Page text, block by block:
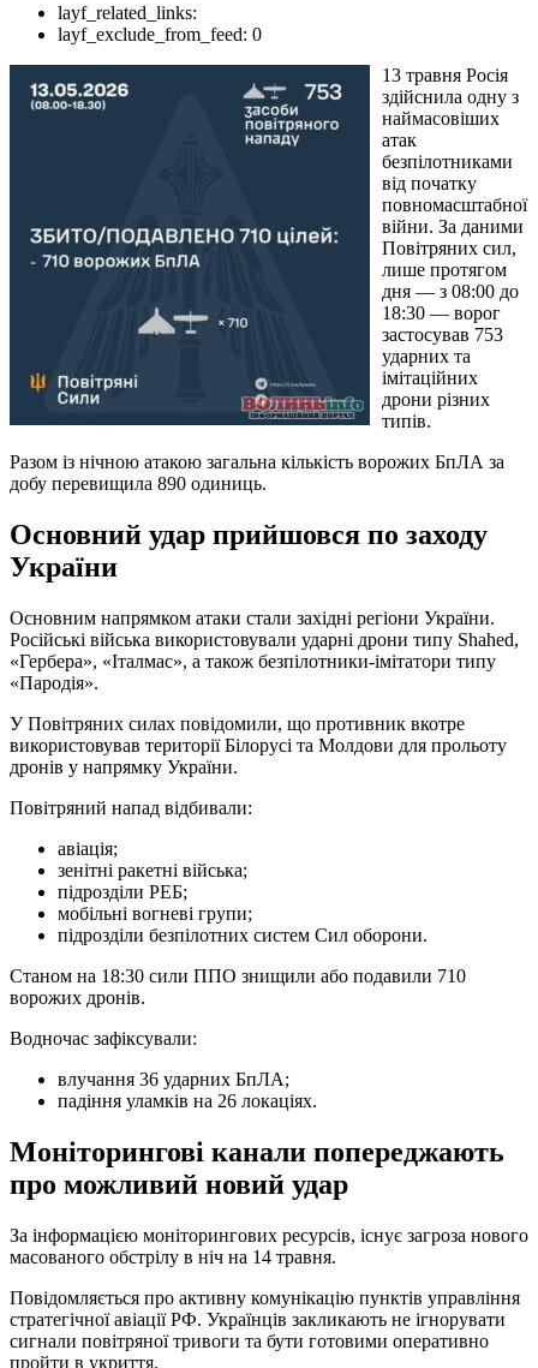
layf_related_links:
layf_exclude_from_feed: 0
13 травня Росія
здійснила одну з
наймасовіших
атак
безпілотниками
від початку
повномасштабної
війни. За даними
Повітряних сил,
лише протягом
дня — з 08:00 до
18:30 — ворог
застосував 753
ударних та
імітаційних
дрони різних
типів.
Разом із нічною атакою загальна кількість ворожих БпЛА за
добу перевищила 890 одиниць.
Основний удар прийшовся по заходу
України
Основним напрямком атаки стали західні регіони України.
Російські війська використовували ударні дрони типу Shahed,
«Гербера», «Італмас», а також безпілотники-імітатори типу
«Пародія».
У Повітряних силах повідомили, що противник вкотре
використовував території Білорусі та Молдови для прольоту
дронів у напрямку України.
Повітряний напад відбивали:
авіація;
зенітні ракетні війська;
підрозділи РЕБ;
мобільні вогневі групи;
підрозділи безпілотних систем Сил оборони.
Станом на 18:30 сили ППО знищили або подавили 710
ворожих дронів.
Водночас зафіксували:
влучання 36 ударних БпЛА;
падіння уламків на 26 локаціях.
Моніторингові канали попереджають
про можливий новий удар
За інформацією моніторингових ресурсів, існує загроза нового
масованого обстрілу в ніч на 14 травня.
Повідомляється про активну комунікацію пунктів управління
стратегічної авіації РФ. Українців закликають не ігнорувати
сигнали повітряної тривоги та бути готовими оперативно
пройти в укриття.